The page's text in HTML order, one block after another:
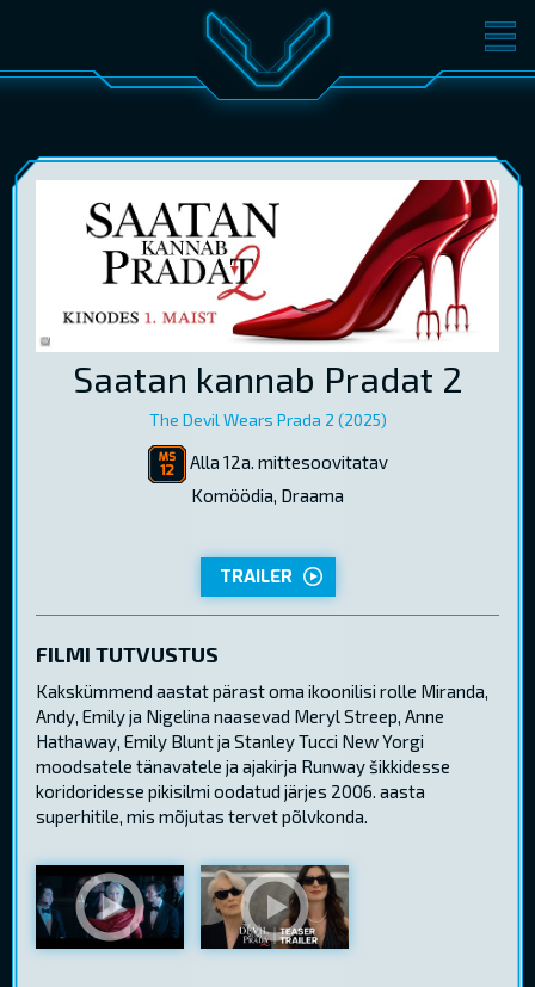
FILMID PILETID
KINKEKAARDID
RUS LOGI SISSE
Saatan kannab Pradat 2
The Devil Wears Prada 2 (2025)
Alla 12a. mittesoovitatav
Komöödia, Draama
TRAILER
FILMI TUTVUSTUS
Kakskümmend aastat pärast oma ikoonilisi rolle Miranda,
Andy, Emily ja Nigelina naasevad Meryl Streep, Anne
Hathaway, Emily Blunt ja Stanley Tucci New Yorgi
moodsatele tänavatele ja ajakirja Runway šikkidesse
koridoridesse pikisilmi oodatud järjes 2006. aasta
superhitile, mis mõjutas tervet põlvkonda.